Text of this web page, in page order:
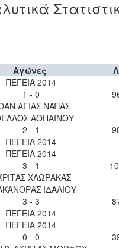
Αγώνες Λ
ΠΕΓΕΙΑ 2014
1 - 0
ΑΓΙΑΣ ΝΑΠΑΣ
ΑΘΗΑΙΝΟΥ
2 - 1
ΠΕΓΕΙΑ 2014
ΠΕΓΕΙΑ 2014
3 - 1
ΧΛΩΡΑΚΑΣ
ΙΔΑΛΙΟΥ
3 - 3
ΠΕΓΕΙΑ 2014
ΠΕΓΕΙΑ 2014
0 - 0